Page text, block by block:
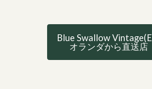
Blue Swallow
オランダから直送店